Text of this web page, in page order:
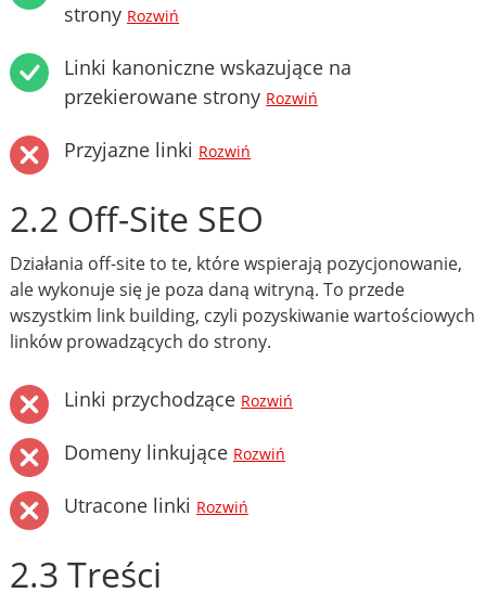
strony Rozwiń
Linki kanoniczne wskazujące na
przekierowane strony Rozwiń
Przyjazne linki Rozwiń
2.2 Off-Site SEO
Działania off-site to te, które wspierają pozycjonowanie,
ale wykonuje się je poza daną witryną. To przede
wszystkim link building, czyli pozyskiwanie wartościowych
linków prowadzących do strony.
Linki przychodzące Rozwiń
Domeny linkujące Rozwiń
Utracone linki Rozwiń
2.3 Treści